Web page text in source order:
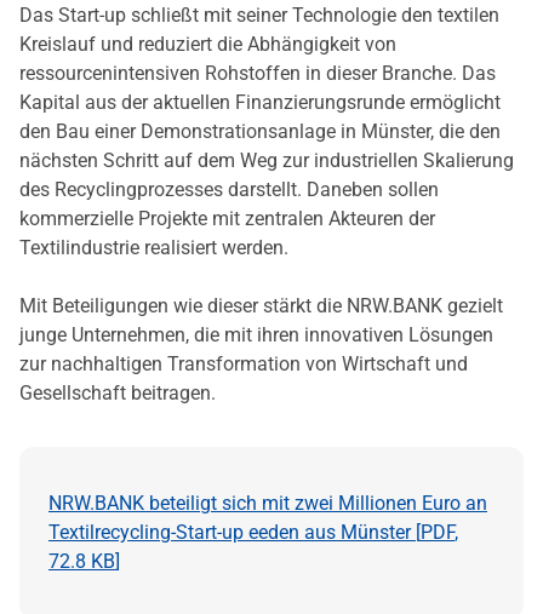
Das Start-up schließt mit seiner Technologie den textilen
Kreislauf und reduziert die Abhängigkeit von
ressourcenintensiven Rohstoffen in dieser Branche. Das
Kapital aus der aktuellen Finanzierungsrunde ermöglicht
den Bau einer Demonstrationsanlage in Münster, die den
nächsten Schritt auf dem Weg zur industriellen Skalierung
des Recyclingprozesses darstellt. Daneben sollen
kommerzielle Projekte mit zentralen Akteuren der
Textilindustrie realisiert werden.
Mit Beteiligungen wie dieser stärkt die NRW.BANK gezielt
junge Unternehmen, die mit ihren innovativen Lösungen
zur nachhaltigen Transformation von Wirtschaft und
Gesellschaft beitragen.
NRW.BANK beteiligt sich mit zwei Millionen Euro an
Textilrecycling-Start-up eeden aus Münster [PDF,
72.8 KB]